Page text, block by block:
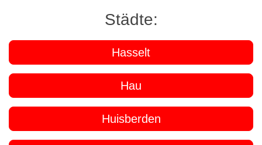
Städte:
Hasselt
Hau
Huisberden